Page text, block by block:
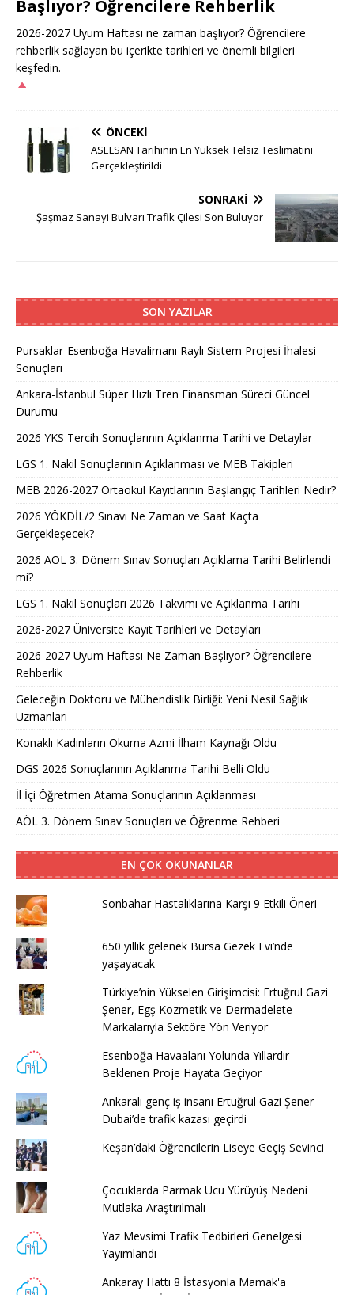
Başlıyor? Öğrencilere Rehberlik
2026-2027 Uyum Haftası ne zaman başlıyor? Öğrencilere
rehberlik sağlayan bu içerikte tarihleri ve önemli bilgileri
keşfedin.
ÖNCEKI
ASELSAN Tarihinin En Yüksek Telsiz Teslimatını
Gerçekleştirildi
SONRAKI
Şaşmaz Sanayi Bulvarı Trafik Çilesi Son Buluyor
SON YAZILAR
Pursaklar-Esenboğa Havalimanı Raylı Sistem Projesi İhalesi
Sonuçları
Ankara-İstanbul Süper Hızlı Tren Finansman Süreci Güncel
Durumu
2026 YKS Tercih Sonuçlarının Açıklanma Tarihi ve Detaylar
LGS 1. Nakil Sonuçlarının Açıklanması ve MEB Takipleri
MEB 2026-2027 Ortaokul Kayıtlarının Başlangıç Tarihleri Nedir?
2026 YÖKDİL/2 Sınavı Ne Zaman ve Saat Kaçta
Gerçekleşecek?
2026 AÖL 3. Dönem Sınav Sonuçları Açıklama Tarihi Belirlendi
mi?
LGS 1. Nakil Sonuçları 2026 Takvimi ve Açıklanma Tarihi
2026-2027 Üniversite Kayıt Tarihleri ve Detayları
2026-2027 Uyum Haftası Ne Zaman Başlıyor? Öğrencilere
Rehberlik
Geleceğin Doktoru ve Mühendislik Birliği: Yeni Nesil Sağlık
Uzmanları
Konaklı Kadınların Okuma Azmi İlham Kaynağı Oldu
DGS 2026 Sonuçlarının Açıklanma Tarihi Belli Oldu
İl İçi Öğretmen Atama Sonuçlarının Açıklanması
AÖL 3. Dönem Sınav Sonuçları ve Öğrenme Rehberi
EN ÇOK OKUNANLAR
Sonbahar Hastalıklarına Karşı 9 Etkili Öneri
650 yıllık gelenek Bursa Gezek Evi’nde
yaşayacak
Türkiye’nin Yükselen Girişimcisi: Ertuğrul Gazi
Şener, Egş Kozmetik ve Dermadelete
Markalarıyla Sektöre Yön Veriyor
Esenboğa Havaalanı Yolunda Yıllardır
Beklenen Proje Hayata Geçiyor
Ankaralı genç iş insanı Ertuğrul Gazi Şener
Dubai’de trafik kazası geçirdi
Keşan’daki Öğrencilerin Liseye Geçiş Sevinci
Çocuklarda Parmak Ucu Yürüyüş Nedeni
Mutlaka Araştırılmalı
Yaz Mevsimi Trafik Tedbirleri Genelgesi
Yayımlandı
Ankaray Hattı 8 İstasyonla Mamak'a